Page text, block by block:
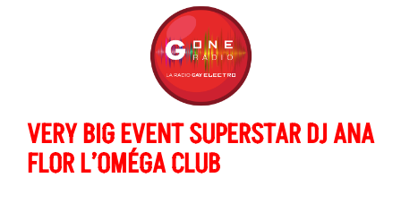
VERY BIG EVENT SUPERSTAR DJ ANA
FLOR L’OMÉGA CLUB